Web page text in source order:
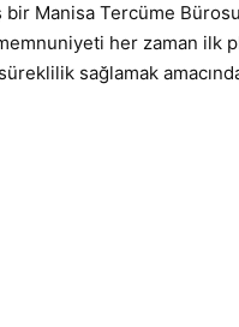
bir Manisa Tercüme
her zaman ilk
sağlamak